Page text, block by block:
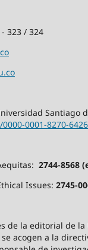
- 323 / 324
Santiago
0001-8270-6426
2744-8568
Issues: 2745-
de la editorial de la
acogen a la